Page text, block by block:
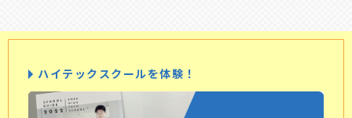
ハイテックスクールを体験！